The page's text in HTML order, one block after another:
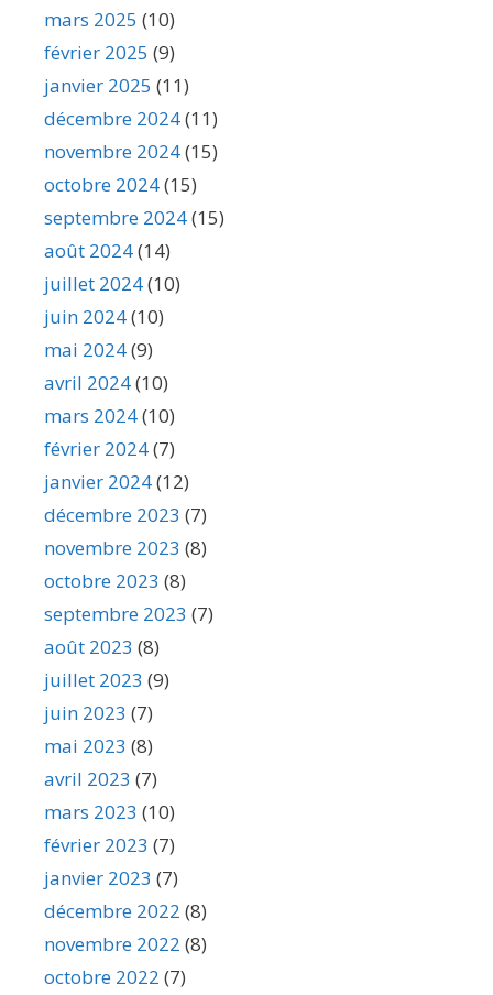
mars 2025 (10)
février 2025 (9)
janvier 2025 (11)
décembre 2024(11)
novembre 2024(15)
octobre 2024(15)
septembre 2024(15)
août 2024(14)
juillet 2024(10)
juin 2024(10)
mai 2024(9)
avril 2024(10)
mars 2024(10)
février 2024(7)
janvier 2024(12)
décembre 2023 (7)
novembre 2023 (8)
octobre 2023 (8)
septembre 2023 (7)
août 2023 (8)
juillet 2023 (9)
juin 2023 (7)
mai 2023 (8)
avril 2023 (7)
mars 2023 (10)
février 2023 (7)
janvier 2023 (7)
décembre 2022 (8)
novembre 2022 (8)
octobre 2022 (7)